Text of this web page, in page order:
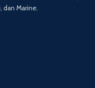
dan Marine.